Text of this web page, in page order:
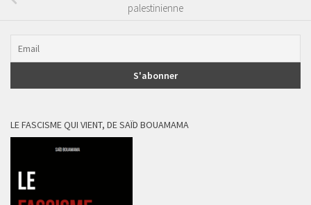
palestinienne
LE FASCISME QUI VIENT, DE SAÏD BOUAMAMA